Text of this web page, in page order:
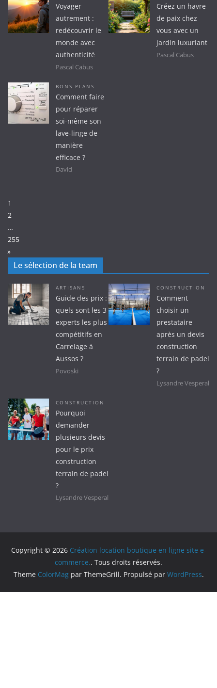
Voyager
autrement :
redécouvrir le
monde avec
authenticité
Pascal Cabus
Créez un havre
de paix chez
vous avec un
jardin luxuriant
Pascal Cabus
BONS PLANS
Comment faire
pour réparer
soi-même son
lave-linge de
manière
efficace ?
David
1
2
…
255
N
x
»
Le sélection de la team
ARTISANS
Guide des prix :
quels sont les 3
experts les plus
compétitifs en
Carrelage à
Aussos ?
Povoski
CONSTRUCTION
Comment
choisir un
prestataire
après un devis
construction
terrain de padel
?
Lysandre Vesperal
CONSTRUCTION
Pourquoi
demander
plusieurs devis
pour le prix
construction
terrain de padel
?
Lysandre Vesperal
Copyright © 2026 Création location boutique en ligne site e-
commerce.. Tous droits réservés.
Theme ColorMagpar ThemeGrill. Propulsé par WordPress.